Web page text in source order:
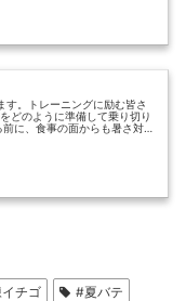
す。トレーニングに励む皆さ
どのように準備して乗り切り
に、食事の面からも暑さ対策
チゴ #夏バテ